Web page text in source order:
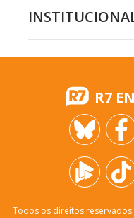
R7
Todos os direitos reservados